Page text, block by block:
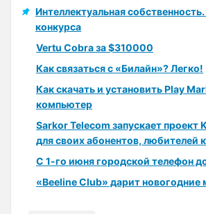
Интеллектуальная
конкурса
Vertu Cobra за $310000
Как связаться с «Билайн»? Легко!
Как скачать и установить Play
компьютер
Sarkor Telecom запускает проект
для своих абонентов, любителей
С 1-го июня городской телефон
«Beeline Club» дарит новогодние